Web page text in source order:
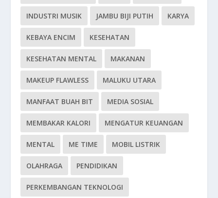
INDUSTRI MUSIK JAMBU BIJI PUTIH KARYA
KEBAYA ENCIM KESEHATAN
KESEHATAN MENTAL MAKANAN
MAKEUP FLAWLESS MALUKU UTARA
MANFAAT BUAH BIT MEDIA SOSIAL
MEMBAKAR KALORI MENGATUR KEUANGAN
MENTAL ME TIME MOBIL LISTRIK
OLAHRAGA PENDIDIKAN
PERKEMBANGAN TEKNOLOGI